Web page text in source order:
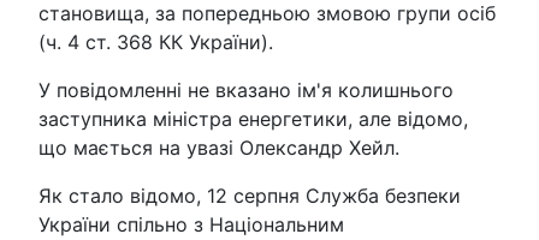
становища, за попередньою змовою групи осіб
(ч. 4 ст. 368 КК України).
У повідомленні не вказано ім'я колишнього
заступника міністра енергетики, але відомо,
що мається на увазі Олександр Хейл.
Як стало відомо, 12 серпня Служба безпеки
України спільно з Національним